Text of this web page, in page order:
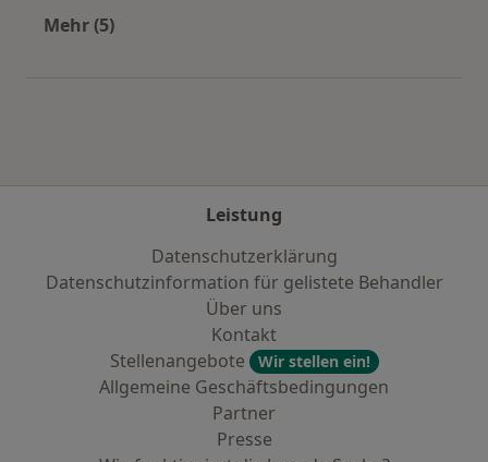
Mehr (5)
Leistung
Datenschutzerklärung
Datenschutzinformation für gelistete Behandler
Über uns
Kontakt
Stellenangebote
Wir stellen ein!
Allgemeine Geschäftsbedingungen
Partner
Presse